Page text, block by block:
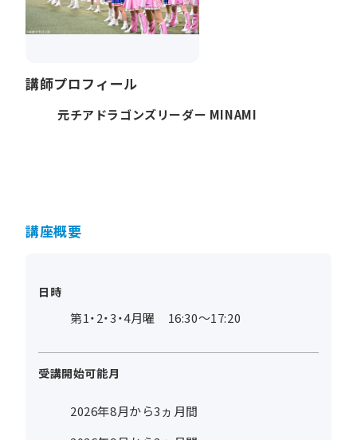
講師プロフィール
元チアドラゴンズリーダー MINAMI
講座概要
日時
第1・2・3・4月曜 16:30～17:20
受講開始可能月
2026年8月から3ヵ月間